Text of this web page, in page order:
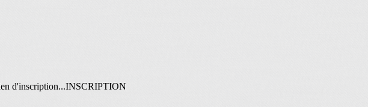
d'inscription...INSCRIPTION